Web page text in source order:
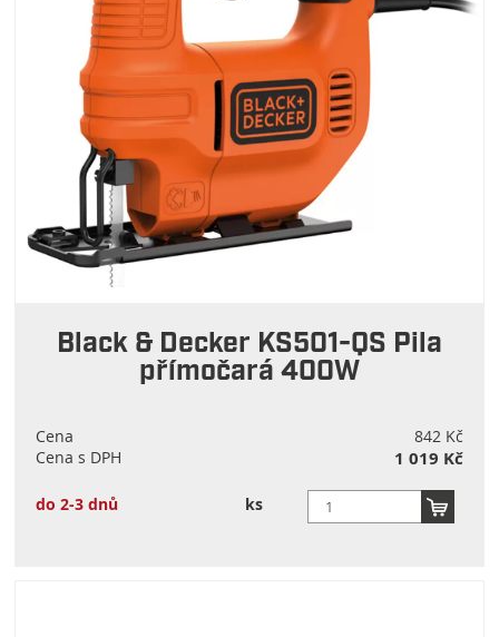
Black & Decker KS501-QS Pila
přímočará 400W
Cena
842 Kč
Cena s DPH
1 019 Kč
do 2-3 dnů ks